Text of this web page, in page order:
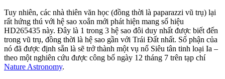
Tuy nhiên, các nhà thiên văn học (đồng thời là paparazzi vũ trụ) lại
rất hứng thú với hệ sao xoắn mới phát hiện mang số hiệu
HD265435 này. Đây là 1 trong 3 hệ sao đôi duy nhất được biết đến
trong vũ trụ, đồng thời là hệ sao gần với Trái Đất nhất. Số phận của
nó đã được định sẵn là sẽ trở thành một vụ nổ Siêu tân tinh loại Ia –
theo một nghiên cứu được công bố ngày 12 tháng 7 trên tạp chí
Nature Astronomy.